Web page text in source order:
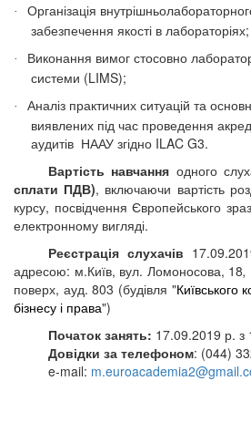
·
Організація
забезпечення якості в лабораторіях;
·
Виконання вимог стосовно
системи (LIMS);
·
Аналіз практичних ситуацій та
виявлених під час проведення
аудитів НААУ згідно ILAC G3.
Вартість навчання одного
сплати ПДВ), включаючи вартість
курсу, посвідчення Європейського
електронному вигляді.
Реєстрація слухачів
адресою: м.Київ, вул. Ломоносова, 18,
поверх, ауд.803 (будівля "Київського
бізнесу і права")
Початок занять: 17.09.2019 р. з
Довідки за телефоном: (044)
e-mail: